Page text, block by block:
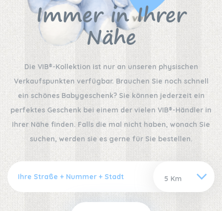
Immer in Ihrer
Nähe
Die VIB®-Kollektion ist nur an unseren physischen
Verkaufspunkten verfügbar. Brauchen Sie noch schnell
ein schönes Babygeschenk? Sie können jederzeit ein
perfektes Geschenk bei einem der vielen VIB®-Händler in
Ihrer Nähe finden. Falls die mal nicht haben, wonach Sie
suchen, werden sie es gerne für Sie bestellen.